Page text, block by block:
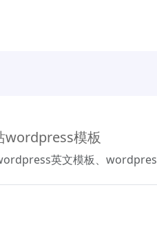
wordpress模板
英文模板、